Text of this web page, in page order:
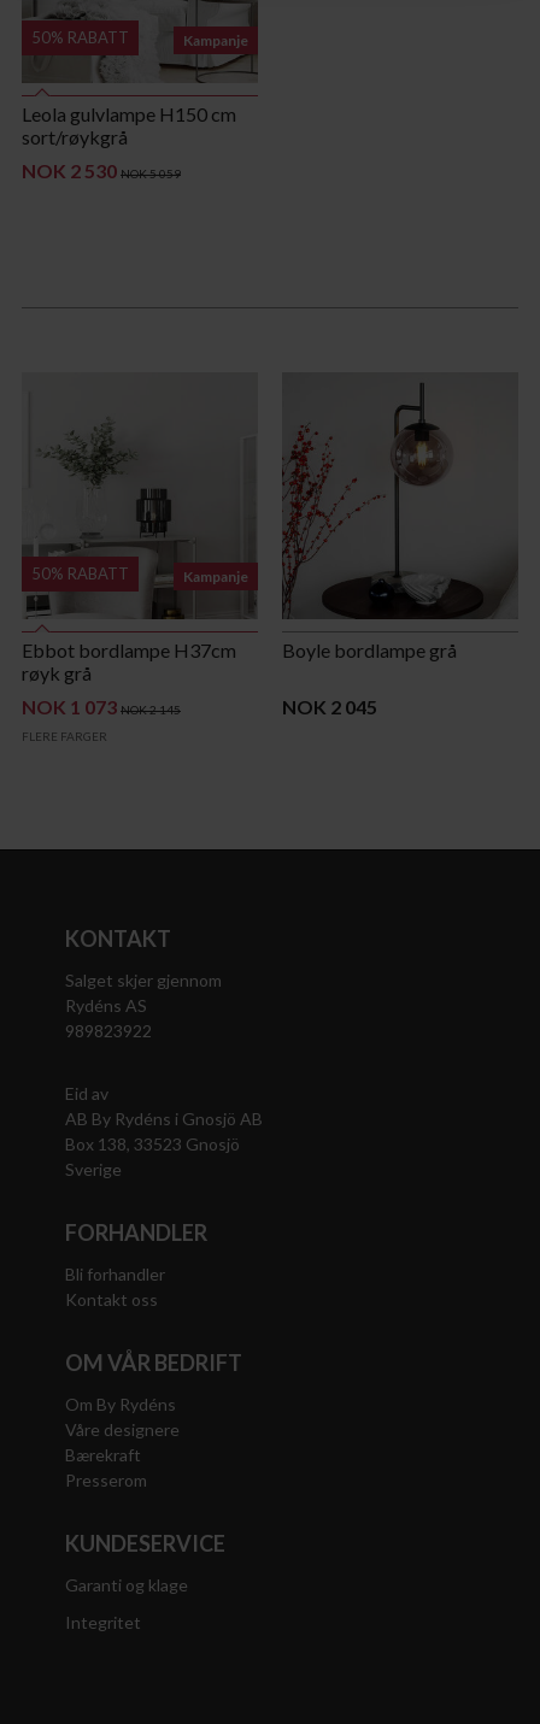
50% RABATT
Leola gulvlampe H150 cm
sort/røykgrå
Kampanje
NOK 2 530 NOK 5 059
50% RABATT
Ebbot bordlampe H37cm
røyk grå
Kampanje
NOK 1 073 NOK 2 145
FLERE FARGER
Boyle bordlampe grå
NOK 2 045
KONTAKT
Salget skjer gjennom
Rydéns AS
989823922
Eid av
AB By Rydéns i Gnosjö AB
Box 138, 33523 Gnosjö
Sverige
FORHANDLER
Bli forhandler
Kontakt oss
OM VÅR BEDRIFT
Om By Rydéns
Våre designere
Bærekraft
Presserom
KUNDESERVICE
Garanti og klage
Integritet